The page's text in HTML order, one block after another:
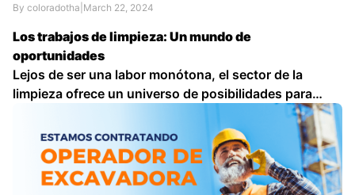
By coloradotha March 22, 2024
Los trabajos de limpieza: Un mundo de
oportunidades
Lejos de ser una labor monótona, el sector de la
limpieza ofrece un universo de posibilidades para
doméstica hasta la industrial, pasando por oficinas,
hospitales y hoteles, la demanda por profesionales en
este campo sigue …